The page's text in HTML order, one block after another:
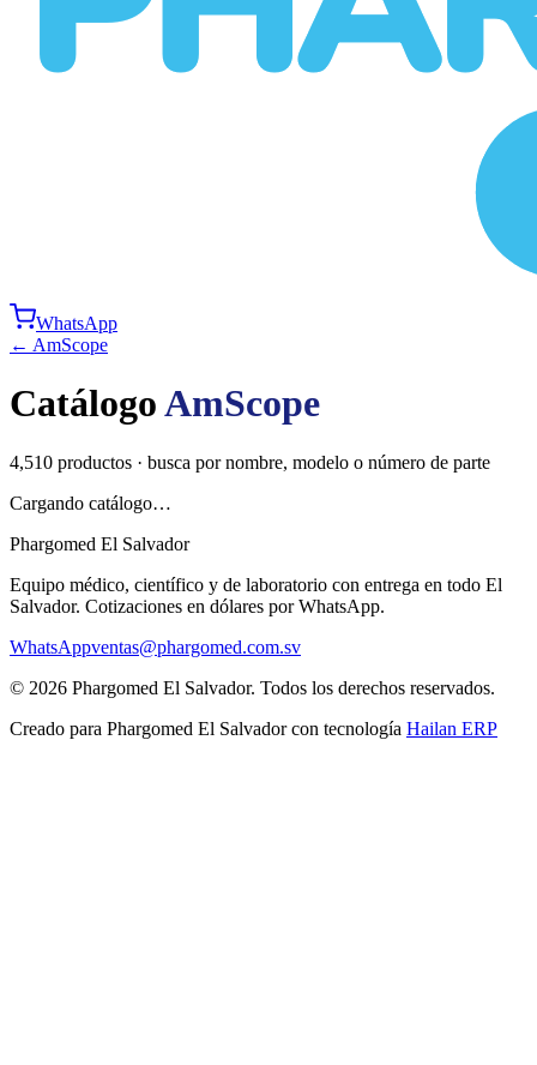
WhatsApp
← AmScope
CatálogoAmScope
4,510 productos · busca por nombre, modelo o número de parte
Cargando catálogo…
Phargomed El Salvador
Equipo médico, científico y de laboratorio con entrega en todo El
Salvador. Cotizaciones en dólares por WhatsApp.
WhatsAppventas@phargomed.com.sv
© 2026 Phargomed El Salvador. Todos los derechos reservados.
Creado para Phargomed El Salvadorcon tecnología Hailan ERP